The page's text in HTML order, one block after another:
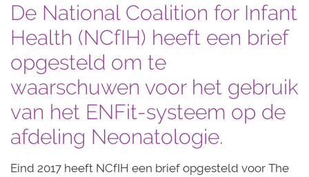
De National Coalition for Infant
Health (NCfIH) heeft een brief
opgesteld om te
waarschuwen voor het gebruik
van het ENFit-systeem op de
afdeling Neonatologie.
Eind 2017 heeft NCfIH een brief opgesteld voor The